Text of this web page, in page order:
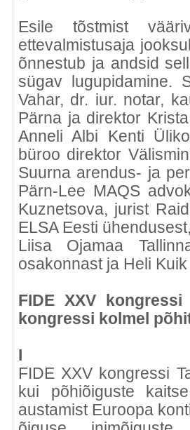
Esile tõstmist
ettevalmistusaja
õnnestub ja andsid
sügav lugupidamine.
Vahar, dr. iur. notar,
Pärna ja direktor
Anneli Albi Kenti
büroo direktor
Suurna arendus- ja
Pärn-Lee MAQS
Kuznetsova, jurist
ELSA Eesti
Liisa Ojamaa
osakonnast ja Heli
FIDE XXV
kongressi kolmel
I
FIDE XXV kongressi
kui põhiõiguste
austamist Euroopa